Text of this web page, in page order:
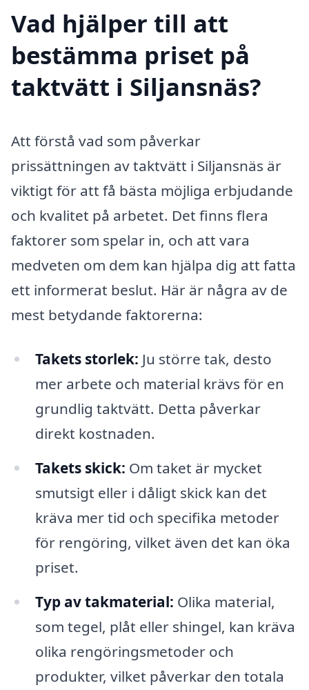
Vad hjälper till att
bestämma priset på
taktvätt i Siljansnäs?
Att förstå vad som påverkar
prissättningen av taktvätt i Siljansnäs är
viktigt för att få bästa möjliga erbjudande
och kvalitet på arbetet. Det finns flera
faktorer som spelar in, och att vara
medveten om dem kan hjälpa dig att fatta
ett informerat beslut. Här är några av de
mest betydande faktorerna:
Takets storlek: Ju större tak, desto
mer arbete och material krävs för en
grundlig taktvätt. Detta påverkar
direkt kostnaden.
Takets skick: Om taket är mycket
smutsigt eller i dåligt skick kan det
kräva mer tid och specifika metoder
för rengöring, vilket även det kan öka
priset.
Typ av takmaterial: Olika material,
som tegel, plåt eller shingel, kan kräva
olika rengöringsmetoder och
produkter, vilket påverkar den totala